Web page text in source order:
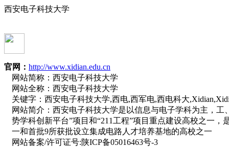
西安电子科技大学
官网： http://www.xidian.edu.cn
网站简称： 西安电子科技大学
网站全称： 西安电子科技大学
关键字： 西安电子科技大学,西电,西军电,西电科大
网站简介： 西安电子科技大学是以信息与电子学科为主，
势学科创新平台”项目和“211工程”项目重点建设高校之一
一和首批9所获批设立集成电路人才培养基地的高校之一
网站备案/许可证号:陕ICP备05016463号-3